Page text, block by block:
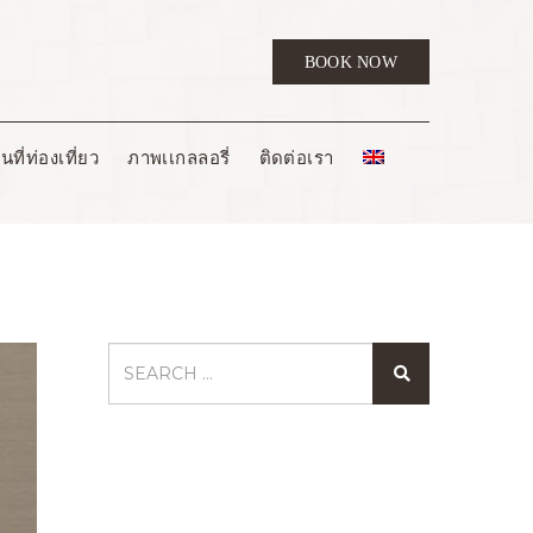
BOOK NOW
ที่ท่องเที่ยว ภาพเเกลลอรี่ ติดต่อเรา